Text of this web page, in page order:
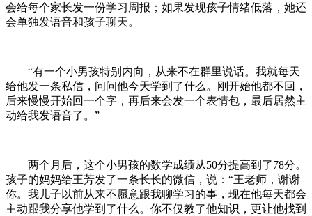
会给每个家长发一份学习周报；如果发现孩子情绪低落，她还
会单独发语音和孩子聊天。
“有一个小男孩特别内向，从来不在群里说话。我就每天
给他发一条私信，问问他今天学到了什么。刚开始他都不回，
后来慢慢开始回一个字，再后来会发一个表情包，最后居然主
动给我发语音了。”
两个月后，这个小男孩的数学成绩从50分提高到了78分。
孩子的妈妈给王芳发了一条长长的微信，说：“王老师，谢谢
你。我儿子以前从来不愿意跟我聊学习的事，现在他每天都会
主动跟我分享他学到了什么。你不仅教了他知识，更让他找到